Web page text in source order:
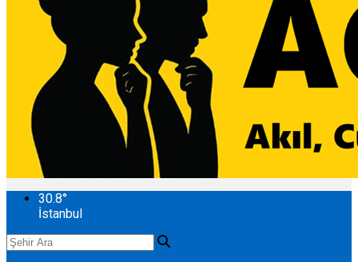
30.8°
İstanbul